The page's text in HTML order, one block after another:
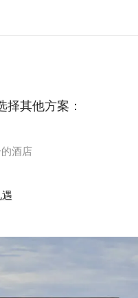
其他方案：
酒店